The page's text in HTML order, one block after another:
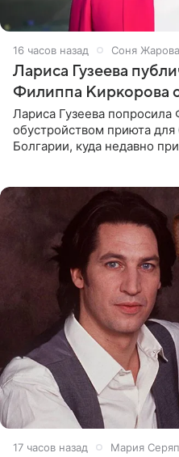
16 часов назад Соня Жарова
Лариса Гузеева
Филиппа Киркорова
Лариса Гузеева
обустройством приюта
Болгарии, куда недавно
17 часов назад Мария